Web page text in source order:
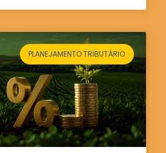
PLANEJAMENTO TRIBUTÁRIO